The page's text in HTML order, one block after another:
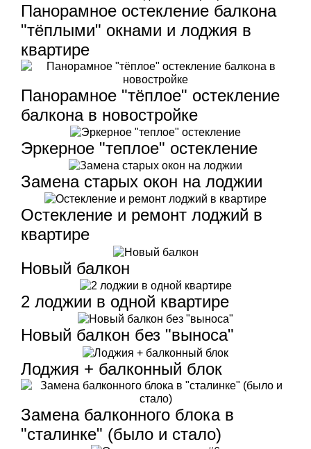
Панорамное остекление балкона
"тёплыми" окнами и лоджия в
квартире
Панорамное "тёплое" остекление
балкона в новостройке
Эркерное "теплое" остекление
Замена старых окон на лоджии
Остекление и ремонт лоджий в
квартире
Новый балкон
2 лоджии в одной квартире
Новый балкон без "выноса"
Лоджия + балконный блок
Замена балконного блока в
"сталинке" (было и стало)